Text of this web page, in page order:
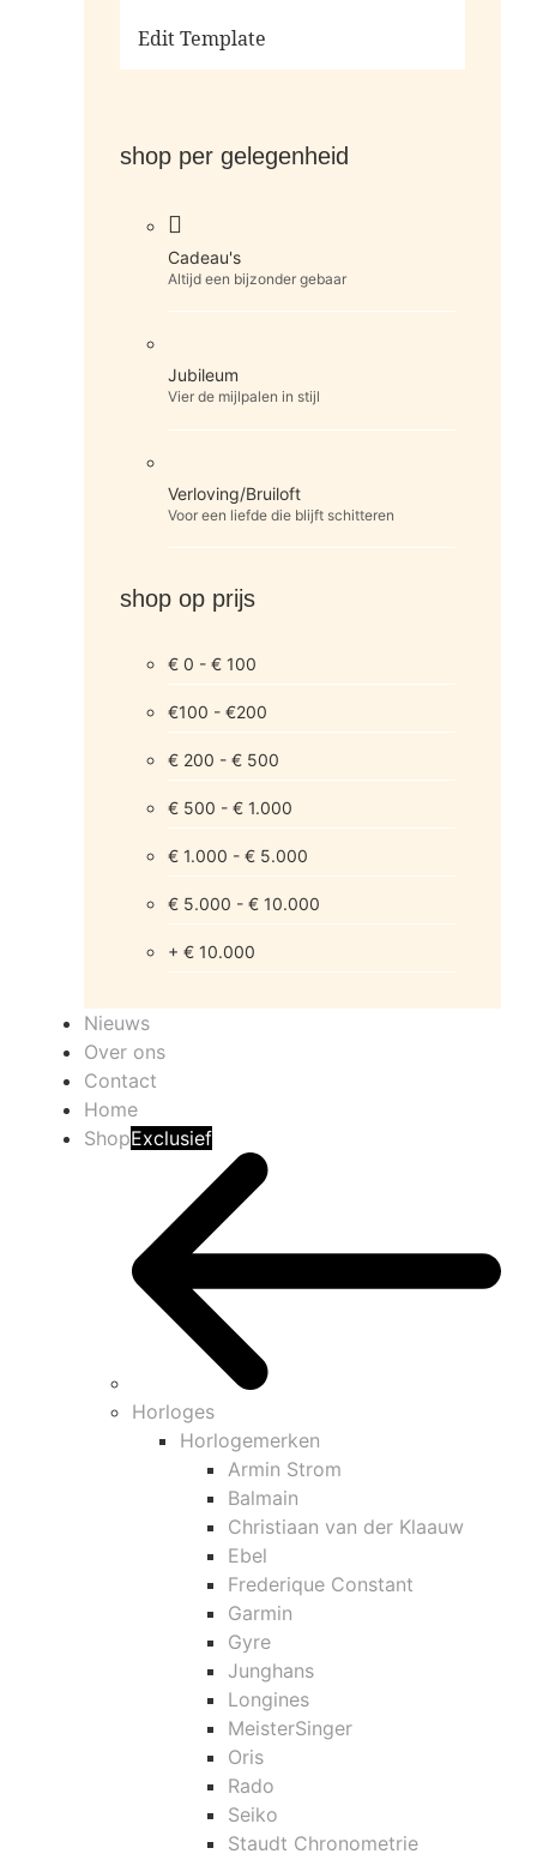
Edit Template
shop per gelegenheid
Cadeau's
Altijd een bijzonder gebaar
Jubileum
Vier de mijlpalen in stijl
Verloving/Bruiloft
Voor een liefde die blijft schitteren
shop op prijs
€ 0 - € 100
€100 - €200
€ 200 - € 500
€ 500 - € 1.000
€ 1.000 - € 5.000
€ 5.000 - € 10.000
+ € 10.000
Nieuws
Over ons
Contact
Home
ShopExclusief
Horloges
Horlogemerken
Armin Strom
Balmain
Christiaan van der Klaauw
Ebel
Frederique Constant
Garmin
Gyre
Junghans
Longines
MeisterSinger
Oris
Rado
Seiko
Staudt Chronometrie